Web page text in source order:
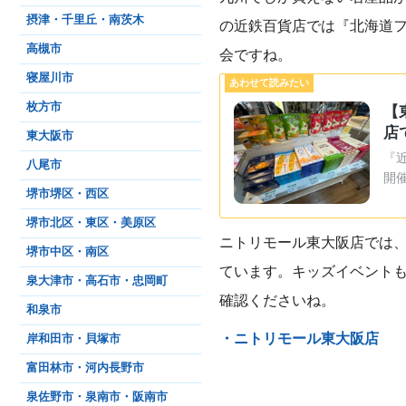
の近鉄百貨店では『北海道
会ですね。
店
『
開
ニトリモール東大阪店では
ています。キッズイベント
確認くださいね。
・ニトリモール東大阪店
摂津・千里丘・南茨木
高槻市
寝屋川市
枚方市
東大阪市
八尾市
堺市堺区・西区
堺市北区・東区・美原区
堺市中区・南区
泉大津市・高石市・忠岡町
和泉市
岸和田市・貝塚市
富田林市・河内長野市
泉佐野市・泉南市・阪南市